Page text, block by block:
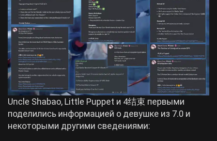
Uncle Shabao, Little Puppet и 4结束 первыми
поделились информацией о девушке из 7.0 и
некоторыми другими сведениями: